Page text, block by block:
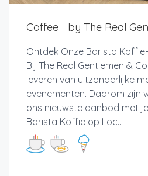
Coffee by The Real
Ontdek Onze Barista
Bij The Real Gentlemen &
leveren van uitzonderlijke
evenementen. Daarom zijn
ons nieuwste aanbod met
Barista Koffie op Loc...